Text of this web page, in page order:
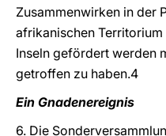
Zusammenwirken in der
afrikanischen
Inseln gefördert werden
getroffen zu haben.4
Ein Gnadenereignis
6. Die